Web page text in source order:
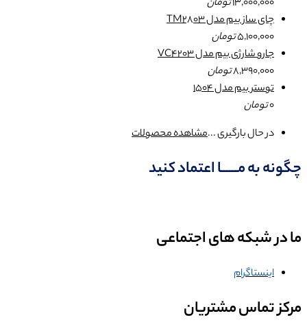
13,000,000تومان
چای ساز بیم مدل TM2803
5,100,000تومان
جارو شارژی بیم مدل VC4203
8,390,000تومان
توستر بیم مدل 1504
0تومان
در حال بارگیری ...مشاهده محصولات
چگونه به مــــــا اعتماد کنید
ما در شبکه های اجتماعی
اینستاگرام
مرکز تماس مشتریان